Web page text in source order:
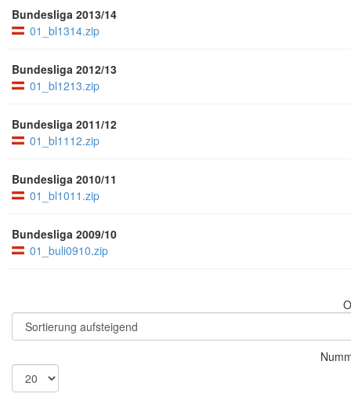
Bundesliga 2013/14
01_bl1314.zip
Bundesliga 2012/13
01_bl1213.zip
Bundesliga 2011/12
01_bl1112.zip
Bundesliga 2010/11
01_bl1011.zip
Bundesliga 2009/10
01_buli0910.zip